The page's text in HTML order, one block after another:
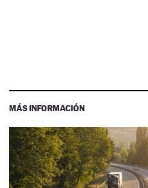
MÁS INFORMACIÓN